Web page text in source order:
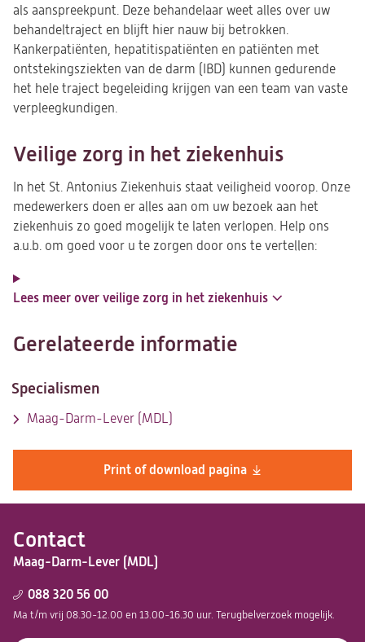
Contact
Maag-Darm-Lever (MDL)
088 320 56 00
Ma t/m vrij 08.30-12.00 en 13.00-16.30 uur. Terugbelverzoek mogelijk.
Print of download pagina
als aanspreekpunt. Deze behandelaar weet alles over uw
behandeltraject en blijft hier nauw bij betrokken.
Kankerpatiënten, hepatitispatiënten en patiënten met
ontstekingsziekten van de darm (IBD) kunnen gedurende
het hele traject begeleiding krijgen van een team van vaste
verpleegkundigen.
Veilige zorg in het ziekenhuis
In het St. Antonius Ziekenhuis staat veiligheid voorop. Onze
medewerkers doen er alles aan om uw bezoek aan het
ziekenhuis zo goed mogelijk te laten verlopen. Help ons
a.u.b. om goed voor u te zorgen door ons te vertellen:
Lees meer over veilige zorg in het ziekenhuis
Gerelateerde informatie
Specialismen
Maag-Darm-Lever (MDL)